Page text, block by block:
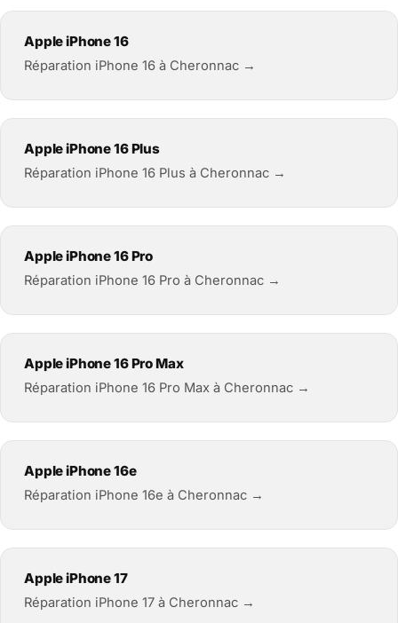
Apple iPhone 16
Réparation iPhone 16 à Cheronnac →
Apple iPhone 16 Plus
Réparation iPhone 16 Plus à Cheronnac →
Apple iPhone 16 Pro
Réparation iPhone 16 Pro à Cheronnac →
Apple iPhone 16 Pro Max
Réparation iPhone 16 Pro Max à Cheronnac →
Apple iPhone 16e
Réparation iPhone 16e à Cheronnac →
Apple iPhone 17
Réparation iPhone 17 à Cheronnac →